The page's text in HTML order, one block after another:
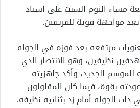
مساء اليوم السبت على استاد
مواجهة قوية للفريقين.
مرتفعة بعد فوزه في الجولة
نظيفين، وهو الانتصار الذي
للموسم الجديد، وأكد جاهزيته
بقوة، فيما كان المقاولون
الجولة أمام زد بثنائية نظيفة.